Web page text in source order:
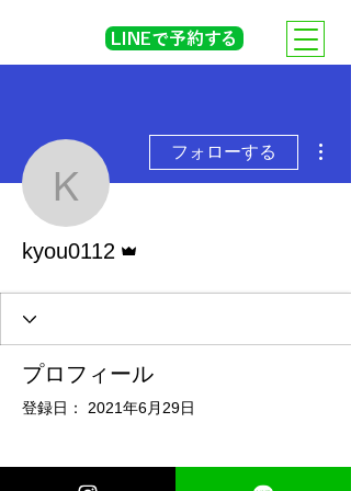
LINEで予約する
kyou0112
フォローする
kyou0112
プロフィール
登録日： 2021年6月29日